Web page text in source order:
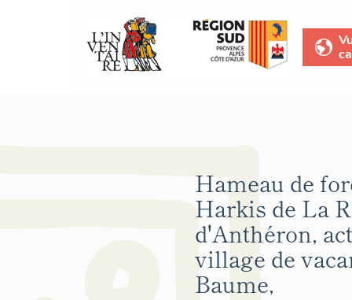
Hameau de
Harkis de La
d'Anthéron,
village de
Baume,